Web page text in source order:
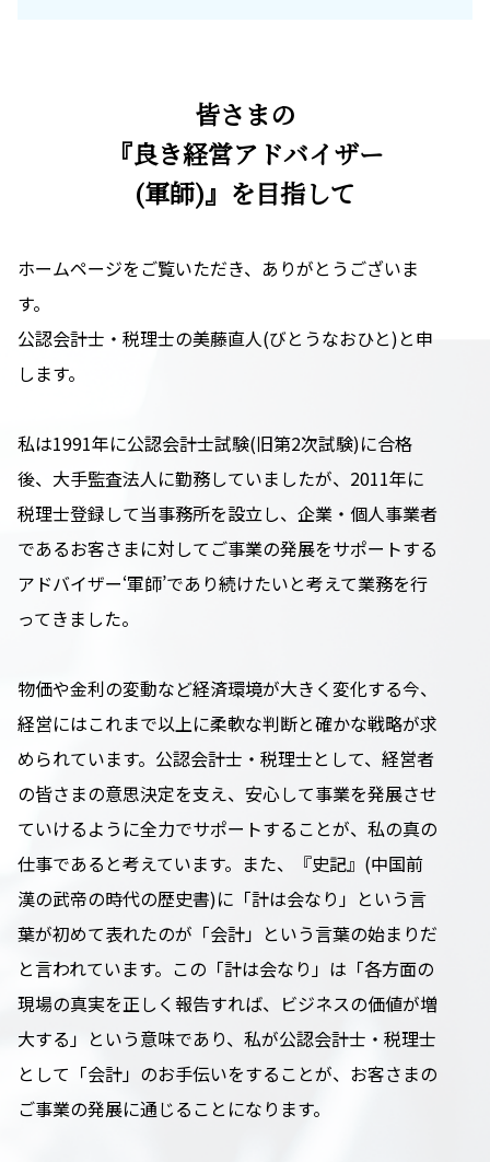
皆さまの
『良き経営アドバイザー
(軍師)』を目指して
ホームページをご覧いただき、ありがとうございま
す。
公認会計士・税理士の美藤直人(びとうなおひと)と申
します。
私は1991年に公認会計士試験(旧第2次試験)に合格
後、大手監査法人に勤務していましたが、2011年に
税理士登録して当事務所を設立し、企業・個人事業者
であるお客さまに対してご事業の発展をサポートする
アドバイザー‘軍師’であり続けたいと考えて業務を行
ってきました。
物価や金利の変動など経済環境が大きく変化する今、
経営にはこれまで以上に柔軟な判断と確かな戦略が求
められています。公認会計士・税理士として、経営者
の皆さまの意思決定を支え、安心して事業を発展させ
ていけるように全力でサポートすることが、私の真の
仕事であると考えています。また、『史記』(中国前
漢の武帝の時代の歴史書)に「計は会なり」という言
葉が初めて表れたのが「会計」という言葉の始まりだ
と言われています。この「計は会なり」は「各方面の
現場の真実を正しく報告すれば、ビジネスの価値が増
大する」という意味であり、私が公認会計士・税理士
として「会計」のお手伝いをすることが、お客さまの
ご事業の発展に通じることになります。